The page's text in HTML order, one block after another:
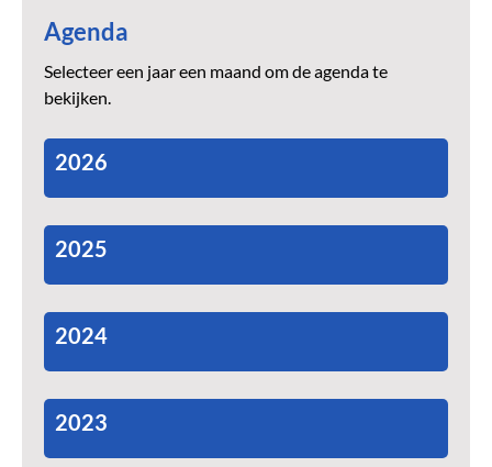
Agenda
Selecteer een jaar een maand om de agenda te
bekijken.
2026
2025
2024
2023